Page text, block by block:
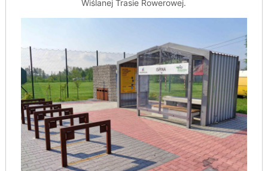
Wiślanej Trasie Rowerowej.